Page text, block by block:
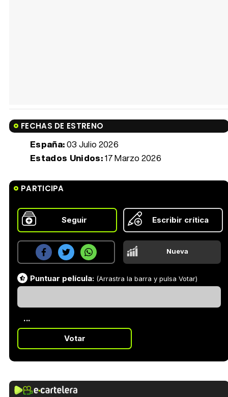
FECHAS DE ESTRENO
España:03 Julio 2026
Estados Unidos:17 Marzo 2026
PARTICIPA
Seguir Escribir crítica
Nueva
Puntuar película: (Arrastra la barra y pulsa Votar)
...
Votar